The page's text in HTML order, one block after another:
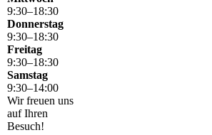
9:30–18:30
Donnerstag
9:30–18:30
Freitag
9:30–18:30
Samstag
9:30–14:00
Wir freuen uns
auf Ihren
Besuch!